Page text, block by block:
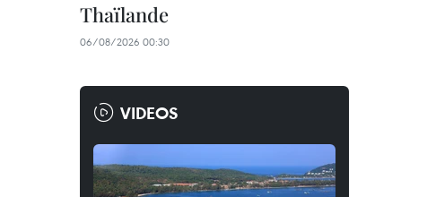
Thaïlande
06/08/2026 00:30
VIDEOS